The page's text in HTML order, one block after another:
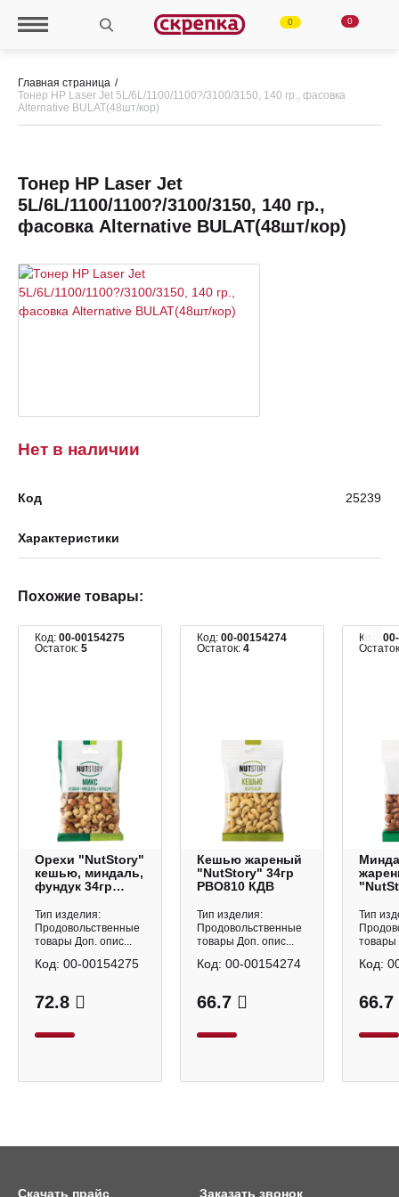
0 0
Главная страница
Тонер HP Laser Jet 5L/6L/1100/1100?/3100/3150, 140 гр., фасовка
Alternative BULAT(48шт/кор)
Нет в наличии
Тонер HP Laser Jet
5L/6L/1100/1100?/3100/3150, 140 гр.,
фасовка Alternative BULAT(48шт/кор)
Код 25239
Характеристики
Похожие товары:
Код: 00-00154275
Остаток: 5
Орехи "NutStory"
кешью, миндаль,
фундук 34гр
Тип изделия:
Продовольственные
товары Доп. опис...
72.8
Код: 00-00154275
Код: 00-00154274
Остаток: 4
Кешью жареный
"NutStory" 34гр
РВО810 КДВ
Тип изделия:
Продовольственные
товары Доп. опис...
66.7
Код: 00-00154274
Код:
Тип
товары
66.7
Код:
Заказать звонок
Скачать прайс